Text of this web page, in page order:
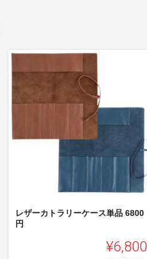
レザーカトラリーケース単品 6800
円
¥6,800